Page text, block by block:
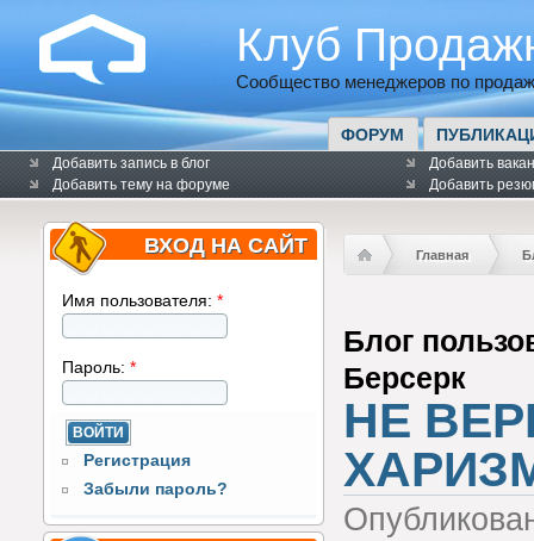
Клуб
Сообщество менеджеров по
ФОРУМ
Добавить запись в блог
Добавить тему на форуме
Добавить
Добавить
ВХОД НА САЙТ
Имя пользователя: *
Пароль: *
Регистрация
Забыли пароль?
Главная
Блог
Берсерк
НЕ